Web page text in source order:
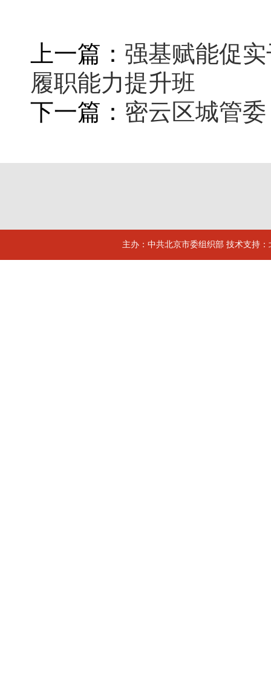
上一篇： 强基赋能促
履职能力提升班
下一篇： 密云区城管
主办：中共北京市委组织部 技术支持